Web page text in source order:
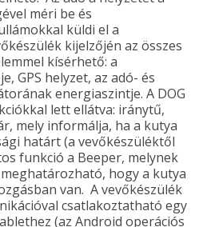
méri be és
küldi el a
kijelzőjén az összes
kísérhető: a
GPS helyzet, az adó- és
energiaszintje. A DOG
lett ellátva: iránytű,
mely informálja, ha a kutya
határt (a vevőkészüléktől
funkció a Beeper, melynek
hogy a kutya
van. A vevőkészülék
csatlakoztatható egy
(az Android operációs